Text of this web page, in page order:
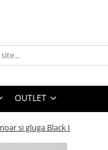
OUTLET
si gluga Black I